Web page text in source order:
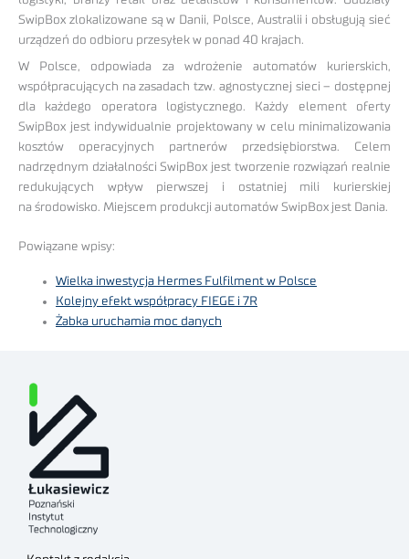
SwipBox zlokalizowane są w Danii, Polsce, Australii i obsługują sieć
urządzeń do odbioru przesyłek w ponad 40 krajach.
W Polsce, odpowiada za wdrożenie automatów kurierskich,
współpracujących na zasadach tzw. agnostycznej sieci – dostępnej
dla każdego operatora logistycznego. Każdy element oferty
SwipBox jest indywidualnie projektowany w celu minimalizowania
kosztów operacyjnych partnerów przedsiębiorstwa. Celem
nadrzędnym działalności SwipBox jest tworzenie rozwiązań realnie
redukujących wpływ pierwszej i ostatniej mili kurierskiej
na środowisko. Miejscem produkcji automatów SwipBox jest Dania.
Powiązane wpisy:
Wielka inwestycja Hermes Fulfilment w Polsce
Kolejny efekt współpracy FIEGE i 7R
Żabka uruchamia moc danych